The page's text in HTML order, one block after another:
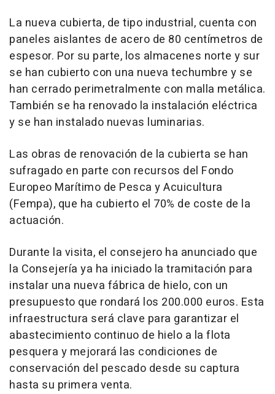
La nueva cubierta, de tipo industrial, cuenta con
paneles aislantes de acero de 80 centímetros de
espesor. Por su parte, los almacenes norte y sur
se han cubierto con una nueva techumbre y se
han cerrado perimetralmente con malla metálica.
También se ha renovado la instalación eléctrica
y se han instalado nuevas luminarias.
Las obras de renovación de la cubierta se han
sufragado en parte con recursos del Fondo
Europeo Marítimo de Pesca y Acuicultura
(Fempa), que ha cubierto el 70% de coste de la
actuación.
Durante la visita, el consejero ha anunciado que
la Consejería ya ha iniciado la tramitación para
instalar una nueva fábrica de hielo, con un
presupuesto que rondará los 200.000 euros. Esta
infraestructura será clave para garantizar el
abastecimiento continuo de hielo a la flota
pesquera y mejorará las condiciones de
conservación del pescado desde su captura
hasta su primera venta.